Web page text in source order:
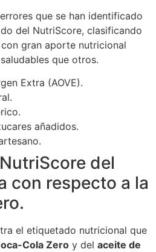
que se han identificado
del NutriScore, clasificando
gran aporte nutricional
que otros.
Extra (AOVE).
añadidos.
del
con respecto a la
el etiquetado nutricional que
Cola Zero y del aceite de